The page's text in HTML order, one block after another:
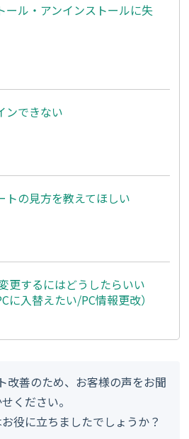
ール・アンインストールに失
ンできない
トの見方を教えてほしい
更するにはどうしたらいい
に入替えたい/PC情報更改）
改善のため、お客様の声をお聞
ください。
役に立ちましたでしょうか？